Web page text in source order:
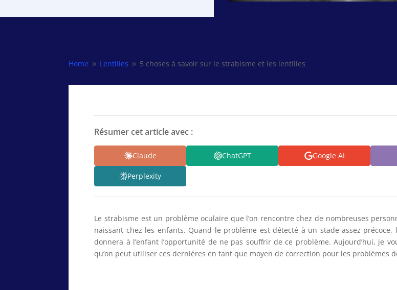
Home 9 Lentilles 9 5 choses à savoir sur le strabisme et les lentilles
Résumer cet article avec :
Claude ChatGPT Google AI
Perplexity
Le strabisme est un problème oculaire que l’on rencontre chez de nombreuses
naissant chez les enfants. Quand le problème est détecté à un stade assez
donnera à l’enfant l’opportunité de ne pas souffrir de ce problème. Aujourd’hui, je
qu’on peut utiliser ces dernières en tant que moyen de correction pour les problèmes